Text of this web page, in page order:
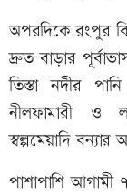
অপরদিকে রংপুর
দ্রুত বাড়ার
তিস্তা নদীর
নীলফামারী ও
স্বল্পমেয়াদি
পাশাপাশি আগামী